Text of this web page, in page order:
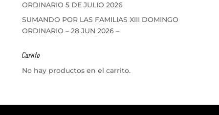
ORDINARIO 5 DE JULIO 2026
SUMANDO POR LAS FAMILIAS XIII DOMINGO
ORDINARIO – 28 JUN 2026 –
Carrito
No hay productos en el carrito.